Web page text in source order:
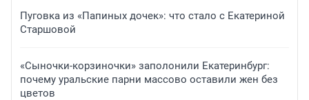
Пуговка из «Папиных дочек»: что стало с Екатериной
Старшовой
«Сыночки-корзиночки» заполонили Екатеринбург:
почему уральские парни массово оставили жен без
цветов